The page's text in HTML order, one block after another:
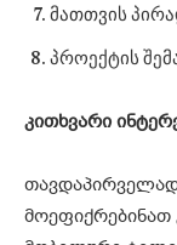
მათთვის
პროექტის
კითხვარი
მოეფიქრებინათ